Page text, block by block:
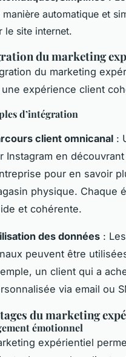
manière automatique et
le site internet.
du marketing
du marketing
expérience client
d’intégration
client omnicanal :
Instagram en
pour en savoir
physique. Chaque
et cohérente.
des données :
peuvent être
un client qui a
via email ou
du marketing
émotionnel
expérientiel